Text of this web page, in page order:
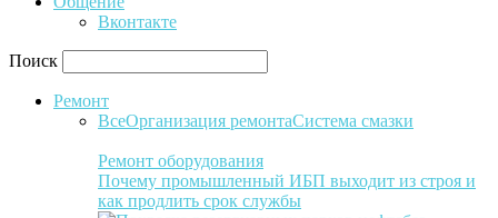
Вконтакте
Поиск
Ремонт
ВсеОрганизация ремонтаСистема смазки
Ремонт оборудования
Почему промышленный ИБП выходит из строя и
как продлить срок службы